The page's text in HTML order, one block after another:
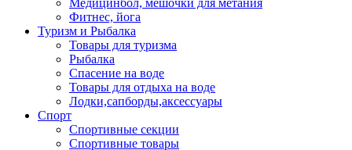
Медицинбол, мешочки для метания
Фитнес, йога
Туризм и Рыбалка
Товары для туризма
Рыбалка
Спасение на воде
Товары для отдыха на воде
Лодки,сапборды,аксессуары
Спорт
Спортивные секции
Спортивные товары